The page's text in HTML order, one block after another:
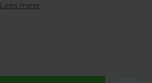
Lees meer.